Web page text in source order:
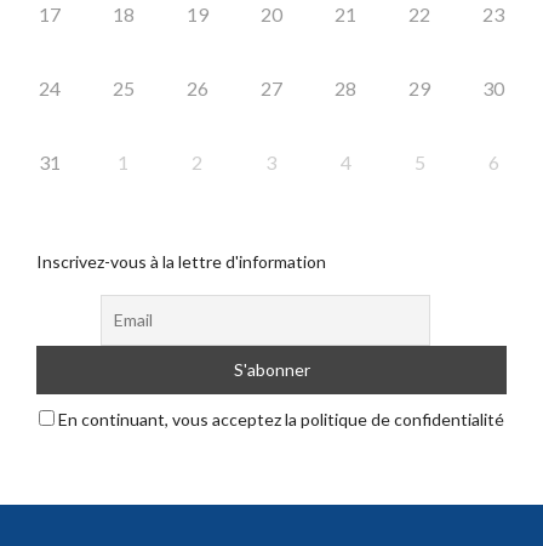
17 18 19 20 21 22 23
24 25 26 27 28 29 30
31 1 2 3 4 5 6
Inscrivez-vous à la lettre d'information
En continuant, vous acceptez la politique de confidentialité